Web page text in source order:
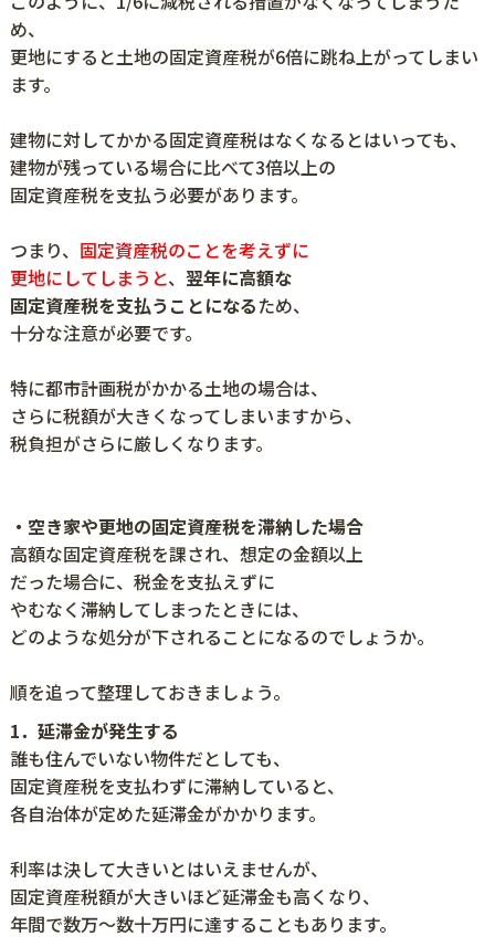
め、
更地にすると土地の固定資産税が6倍に跳ね上がってしまい
ます。
建物に対してかかる固定資産税はなくなるとはいっても、
建物が残っている場合に比べて3倍以上の
固定資産税を支払う必要があります。
つまり、 固定資産税のことを考えずに
更地にしてしまうと、 翌年に高額な
固定資産税を支払うことになるため、
十分な注意が必要です。
特に都市計画税がかかる土地の場合は、
さらに税額が大きくなってしまいますから、
税負担がさらに厳しくなります。
・空き家や更地の固定資産税を滞納した場合
高額な固定資産税を課され、想定の金額以上
だった場合に、税金を支払えずに
やむなく滞納してしまったときには、
どのような処分が下されることになるのでしょうか。
順を追って整理しておきましょう。
1．延滞金が発生する
誰も住んでいない物件だとしても、
固定資産税を支払わずに滞納していると、
各自治体が定めた延滞金がかかります。
利率は決して大きいとはいえませんが、
固定資産税額が大きいほど延滞金も高くなり、
年間で数万～数十万円に達することもあります。